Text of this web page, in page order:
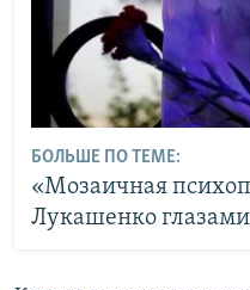
БОЛЬШЕ ПО ТЕМЕ:
«Мозаичная
Лукашенко